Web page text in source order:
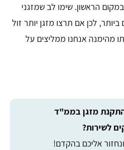
הראשון. שימו לב שמזגני
לכן אם תרצו מזגן יותר זול
מהימנה אנחנו ממליצים על
מזגן בממ"ד
לשירות?
אליכם בהקדם!